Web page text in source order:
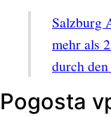
Salzburg
mehr als
durch
Pogosta